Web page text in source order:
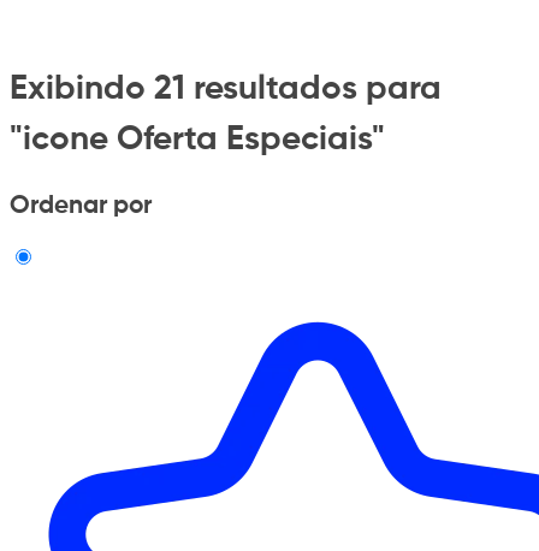
Exibindo 21 resultados para
"icone Oferta Especiais"
Ordenar por